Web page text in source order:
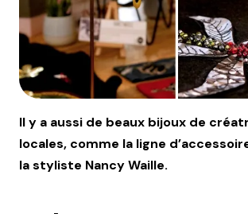
Il y a aussi de beaux bijoux de
locales, comme la ligne
la styliste Nancy Waille.